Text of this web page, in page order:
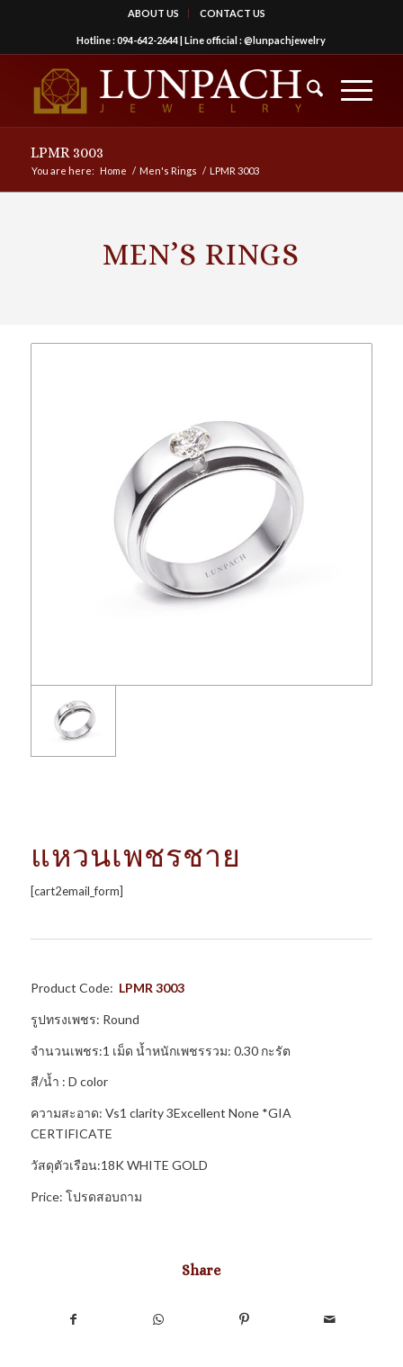
ABOUT US CONTACT US
Hotline :094-642-2644| Line official :@lunpachjewelry
LPMR 3003
You are here: Home / Men's Rings / LPMR 3003
MEN’S RINGS
แหวนเพชรชาย
[cart2email_form]
Product Code: LPMR 3003
รูปทรงเพชร: Round
จำนวนเพชร:1 เม็ด น้ำหนักเพชรรวม: 0.30 กะรัต
สี/น้ำ : D color
ความสะอาด: Vs1 clarity 3Excellent None *GIA
CERTIFICATE
วัสดุตัวเรือน:18K WHITE GOLD
Price: โปรดสอบถาม
Share